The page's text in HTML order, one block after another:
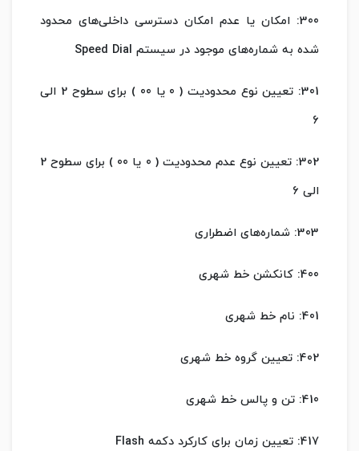
300: امکان یا عدم امکان دسترسی داخلی‌های محدود
شده به شماره‌های موجود در سیستم Speed Dial
301: تعیین نوع محدودیت ( 0 یا 00 ) برای سطوح 2 الی
6
302: تعیین نوع عدم محدودیت ( 0 یا 00 ) برای سطوح 2
الی 6
303: شماره‌های اضطراری
400: کانکشن خط شهری
401: نام خط شهری
402: تعیین گروه خط شهری
410: تن و پالس خط شهری
417: تعیین زمان برای کارکرد دکمه Flash